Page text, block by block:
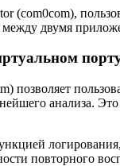
(com0com),
между двумя
позволяет
анализа.
повторного